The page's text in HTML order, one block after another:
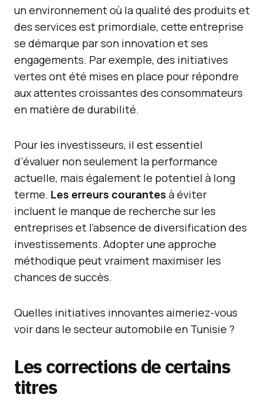
un environnement où la qualité des produits et
des services est primordiale, cette entreprise
se démarque par son innovation et ses
engagements. Par exemple, des initiatives
vertes ont été mises en place pour répondre
aux attentes croissantes des consommateurs
en matière de durabilité.
Pour les investisseurs, il est essentiel
d’évaluer non seulement la performance
actuelle, mais également le potentiel à long
terme. Les erreurs courantes à éviter
incluent le manque de recherche sur les
entreprises et l’absence de diversification des
investissements. Adopter une approche
méthodique peut vraiment maximiser les
chances de succès.
Quelles initiatives innovantes aimeriez-vous
voir dans le secteur automobile en Tunisie ?
Les corrections de certains
titres